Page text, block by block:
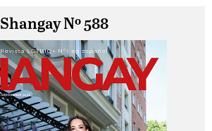
Shangay Nº 588